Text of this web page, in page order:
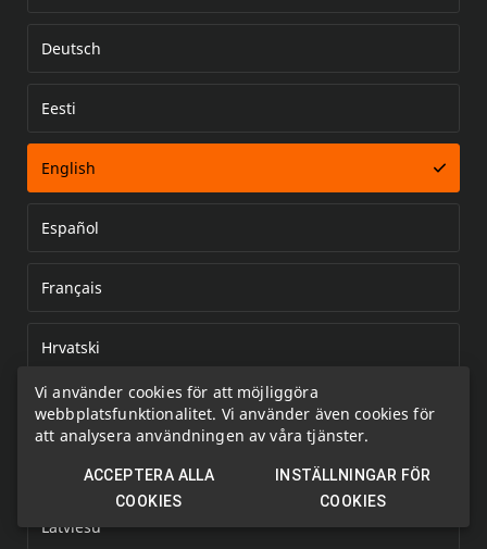
Vi använder cookies för att möjliggöra
webbplatsfunktionalitet. Vi använder även cookies för
att analysera användningen av våra tjänster.
ACCEPTERA ALLA
COOKIES
INSTÄLLNINGAR FÖR
COOKIES
Error loading document
Deutsch
Eesti
English
Español
Français
Hrvatski
Italiano
Kazakh
Latviešu